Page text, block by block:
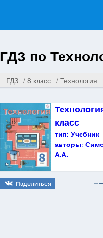
ГДЗ по
ГДЗ 8 класс Технология
класс
тип: Учебник
авторы:
А.А.
Поделиться